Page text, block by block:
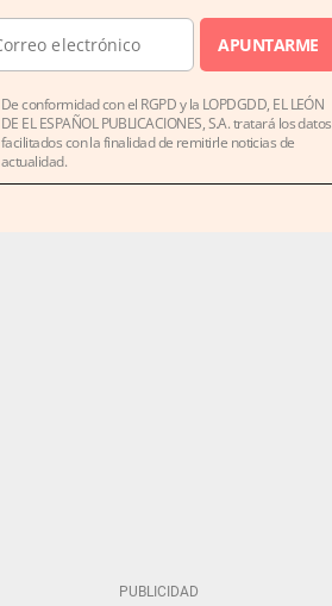
APUNTARME
De conformidad con el RGPD y la LOPDGDD, EL LEÓN
DE EL ESPAÑOL PUBLICACIONES, S.A. tratará los datos
facilitados con la finalidad de remitirle noticias de
actualidad.